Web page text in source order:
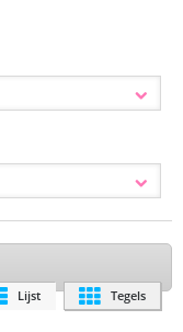
Lijst Tegels